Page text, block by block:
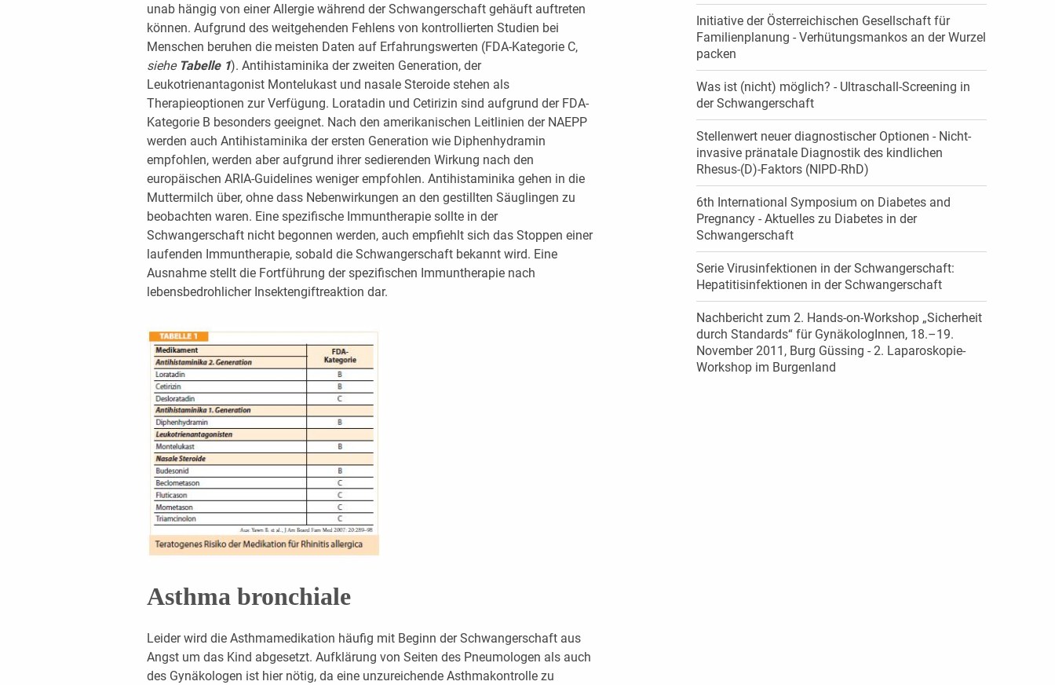
unab hängig von einer Allergie während der Schwangerschaft gehäuft auftreten
können. Aufgrund des weitgehenden Fehlens von kontrollierten Studien bei
Menschen beruhen die meisten Daten auf Erfahrungswerten (FDA-Kategorie C,
siehe Tabelle 1). Antihistaminika der zweiten Generation, der
Leukotrienantagonist Montelukast und nasale Steroide stehen als
Therapieoptionen zur Verfügung. Loratadin und Cetirizin sind aufgrund der FDA-
Kategorie B besonders geeignet. Nach den amerikanischen Leitlinien der NAEPP
werden auch Antihistaminika der ersten Generation wie Diphenhydramin
empfohlen, werden aber aufgrund ihrer sedierenden Wirkung nach den
europäischen ARIA-Guidelines weniger empfohlen. Antihistaminika gehen in die
Muttermilch über, ohne dass Nebenwirkungen an den gestillten Säuglingen zu
beobachten waren. Eine spezifische Immuntherapie sollte in der
Schwangerschaft nicht begonnen werden, auch empfiehlt sich das Stoppen einer
laufenden Immuntherapie, sobald die Schwangerschaft bekannt wird. Eine
Ausnahme stellt die Fortführung der spezifischen Immuntherapie nach
lebensbedrohlicher Insektengiftreaktion dar.
Asthma bronchiale
Leider wird die Asthmamedikation häufig mit Beginn der Schwangerschaft aus
Angst um das Kind abgesetzt. Aufklärung von Seiten des Pneumologen als auch
des Gynäkologen ist hier nötig, da eine unzureichende Asthmakontrolle zu
Initiative der Österreichischen Gesellschaft für
Familienplanung - Verhütungsmankos an der Wurzel
packen
Was ist (nicht) möglich? - Ultraschall-Screening in
der Schwangerschaft
Stellenwert neuer diagnostischer Optionen - Nicht-
invasive pränatale Diagnostik des kindlichen
Rhesus-(D)-Faktors (NIPD-RhD)
6th International Symposium on Diabetes and
Pregnancy - Aktuelles zu Diabetes in der
Schwangerschaft
Serie Virusinfektionen in der Schwangerschaft:
Hepatitisinfektionen in der Schwangerschaft
Nachbericht zum 2. Hands-on-Workshop „Sicherheit
durch Standards“ für GynäkologInnen, 18.–19.
November 2011, Burg Güssing - 2. Laparoskopie-
Workshop im Burgenland